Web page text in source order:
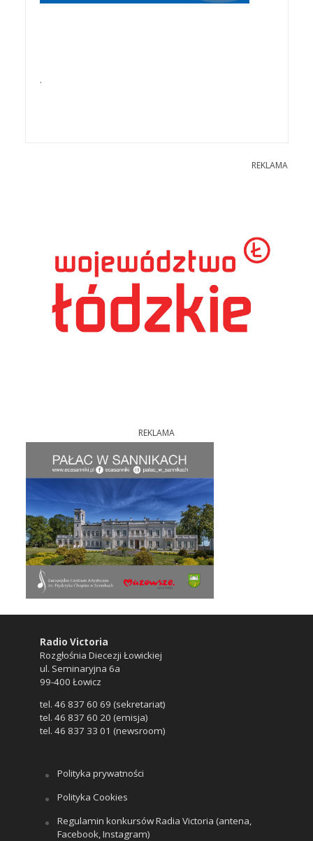
.
REKLAMA
REKLAMA
Radio Victoria
Rozgłośnia Diecezji Łowickiej
ul. Seminaryjna 6a
99-400 Łowicz
tel. 46 837 60 69 (sekretariat)
tel. 46 837 60 20 (emisja)
tel. 46 837 33 01 (newsroom)
Polityka prywatności
Polityka Cookies
Regulamin konkursów Radia Victoria (antena,
Facebook, Instagram)